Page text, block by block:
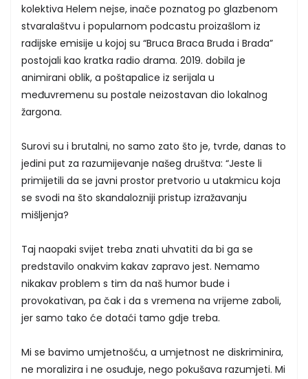
kolektiva Helem nejse, inače poznatog po glazbenom
stvaralaštvu i popularnom podcastu proizašlom iz
radijske emisije u kojoj su “Bruca Braca Bruda i Brada”
postojali kao kratka radio drama. 2019. dobila je
animirani oblik, a poštapalice iz serijala u
međuvremenu su postale neizostavan dio lokalnog
žargona.
Surovi su i brutalni, no samo zato što je, tvrde, danas to
jedini put za razumijevanje našeg društva: “Jeste li
primijetili da se javni prostor pretvorio u utakmicu koja
se svodi na što skandalozniji pristup izražavanju
mišljenja?
Taj naopaki svijet treba znati uhvatiti da bi ga se
predstavilo onakvim kakav zapravo jest. Nemamo
nikakav problem s tim da naš humor bude i
provokativan, pa čak i da s vremena na vrijeme zaboli,
jer samo tako će dotaći tamo gdje treba.
Mi se bavimo umjetnošću, a umjetnost ne diskriminira,
ne moralizira i ne osuđuje, nego pokušava razumjeti. Mi